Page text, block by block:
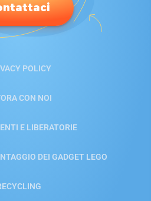
POLICY
CON NOI
E LIBERATORIE
DEI GADGET LEGO